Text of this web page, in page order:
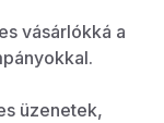
vásárlókká a
üzenetek,